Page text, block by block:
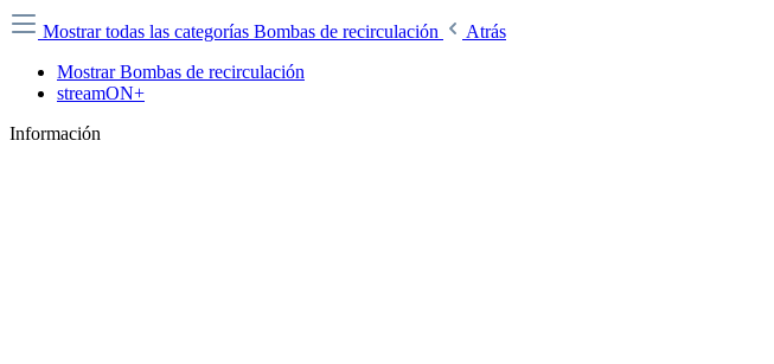
Mostrar todas las categorías Bombas de recirculación
Atrás
Mostrar Bombas de recirculación
streamON+
Información